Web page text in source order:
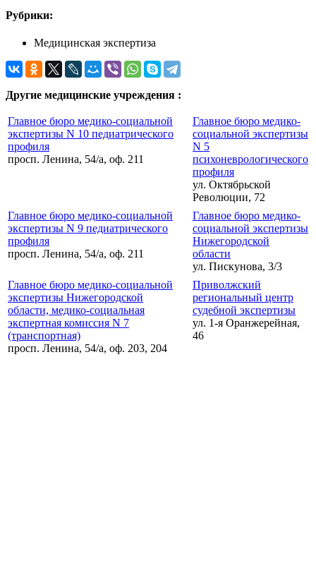
Рубрики:
Медицинская экспертиза
Другие медицинские учреждения :
Главное бюро медико-социальной
экспертизы N 10 педиатрического
профиля
просп. Ленина, 54/а, оф. 211
Главное бюро медико-
социальной экспертизы
N 5
психоневрологического
профиля
ул. Октябрьской
Революции, 72
Главное бюро медико-социальной
экспертизы N 9 педиатрического
профиля
просп. Ленина, 54/а, оф. 211
Главное бюро медико-
социальной экспертизы
Нижегородской
области
ул. Пискунова, 3/3
Главное бюро медико-социальной
экспертизы Нижегородской
области, медико-социальная
экспертная комиссия N 7
(транспортная)
просп. Ленина, 54/а, оф. 203, 204
Приволжский
региональный центр
судебной экспертизы
ул. 1-я Оранжерейная,
46